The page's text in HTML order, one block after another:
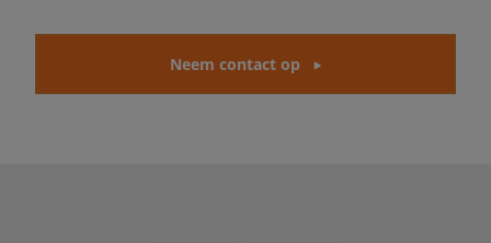
Neem contact op